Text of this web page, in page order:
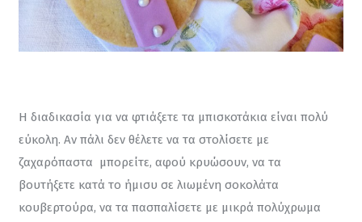
Η διαδικασία για να φτιάξετε τα μπισκοτάκια είναι πολύ
εύκολη. Αν πάλι δεν θέλετε να τα στολίσετε με
ζαχαρόπαστα  μπορείτε, αφού κρυώσουν, να τα
βουτήξετε κατά το ήμισυ σε λιωμένη σοκολάτα
κουβερτούρα, να τα πασπαλίσετε με μικρά πολύχρωμα